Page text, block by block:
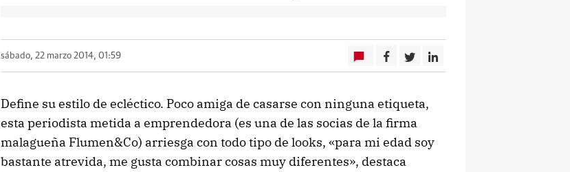
sábado, 22 marzo 2014, 01:59
Define su estilo de ecléctico. Poco amiga de casarse con ninguna etiqueta,
esta periodista metida a emprendedora (es una de las socias de la firma
malagueña Flumen&Co) arriesga con todo tipo de looks, «para mi edad soy
bastante atrevida, me gusta combinar cosas muy diferentes», destaca